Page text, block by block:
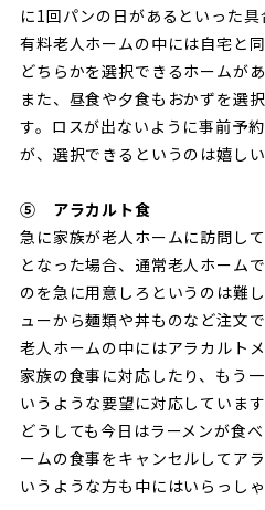
に1回パンの日があるといった具
有料老人ホームの中には自宅と
どちらかを選択できるホームがあ
また、昼食や夕食もおかずを選
す。ロスが出ないように事前予
が、選択できるというのは嬉しい
⑤ アラカルト食
急に家族が老人ホームに訪問し
となった場合、通常老人ホーム
のを急に用意しろというのは難
ューから麺類や丼ものなど注文
老人ホームの中にはアラカルト
家族の食事に対応したり、もう
いうような要望に対応しています
どうしても今日はラーメンが食
ームの食事をキャンセルしてア
いうような方も中にはいらっしゃ